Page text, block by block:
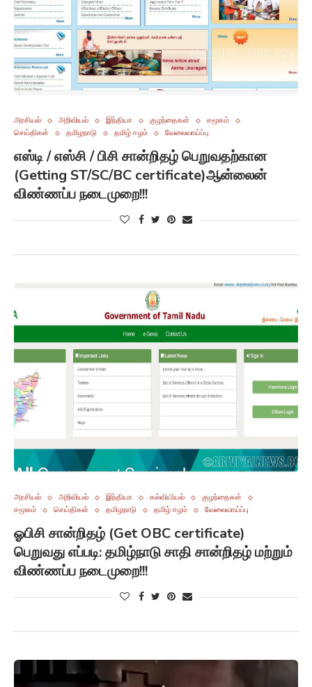
அரசியல் அறிவியல் இந்தியா குழந்தைகள்
சமூகம்
செய்திகள்
தமிழநாடு தமிழ் ஈழம் வேலைவாய்ப்பு
எஸ்டி / எஸ்சி / பிசி சான்றிதழ் பெறுவதற்கான
(Getting ST/SC/BC certificate)ஆன்லைன்
விண்ணப்ப நடைமுறை!!!
அரசியல் அறிவியல் இந்தியா கல்வியியல்
குழந்தைகள்
சமூகம்
செய்திகள் தமிழநாடு தமிழ் ஈழம் வேலைவாய்ப்பு
ஓபிசி சான்றிதழ் (Get OBC certificate)
பெறுவது எப்படி: தமிழ்நாடு சாதி சான்றிதழ் மற்றும்
விண்ணப்ப நடைமுறை!!!